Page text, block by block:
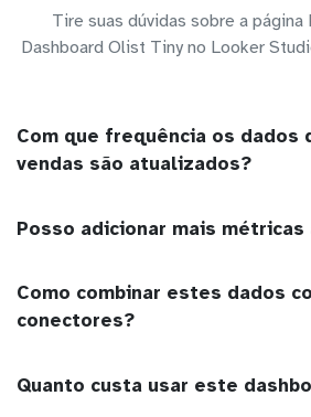
Tire suas dúvidas sobre a página
Dashboard Olist Tiny no Looker
Com que frequência os dados
vendas são atualizados?
Posso adicionar mais métricas
Como combinar estes dados
conectores?
Quanto custa usar este